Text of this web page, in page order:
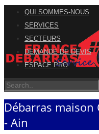
QUI SOMMES-NOUS
SERVICES
SECTEURS
DEMANDE DE DEVIS
ESPACE PRO
Débarras maison
- Ain